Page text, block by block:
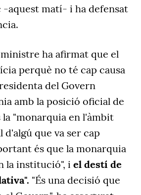
-aquest matí- i ha defensat
ministre ha afirmat que el
perquè no té cap causa
del Govern
amb la posició oficial de
la "monarquia en l'àmbit
que va ser cap
és que la monarquia
la institució", i el destí de
"És una decisió que